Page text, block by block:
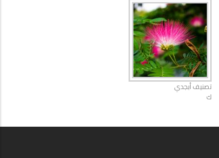
تصنيف أبجدي
ك